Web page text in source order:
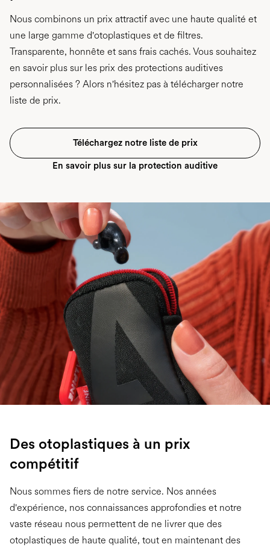
Nous combinons un prix attractif avec une haute qualité et
une large gamme d'otoplastiques et de filtres.
Transparente, honnête et sans frais cachés. Vous souhaitez
en savoir plus sur les prix des protections auditives
personnalisées ? Alors n'hésitez pas à télécharger notre
liste de prix.
Téléchargez notre liste de prix
En savoir plus sur la protection auditive
Des otoplastiques à un prix
compétitif
Nous sommes fiers de notre service. Nos années
d'expérience, nos connaissances approfondies et notre
vaste réseau nous permettent de ne livrer que des
otoplastiques de haute qualité, tout en maintenant des